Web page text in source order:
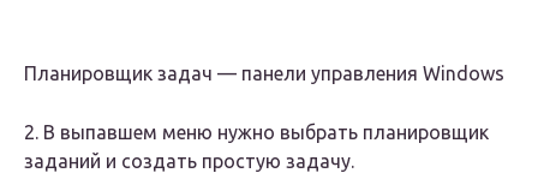
Планировщик задач — панели управления Windows
2. В выпавшем меню нужно выбрать планировщик
заданий и создать простую задачу.